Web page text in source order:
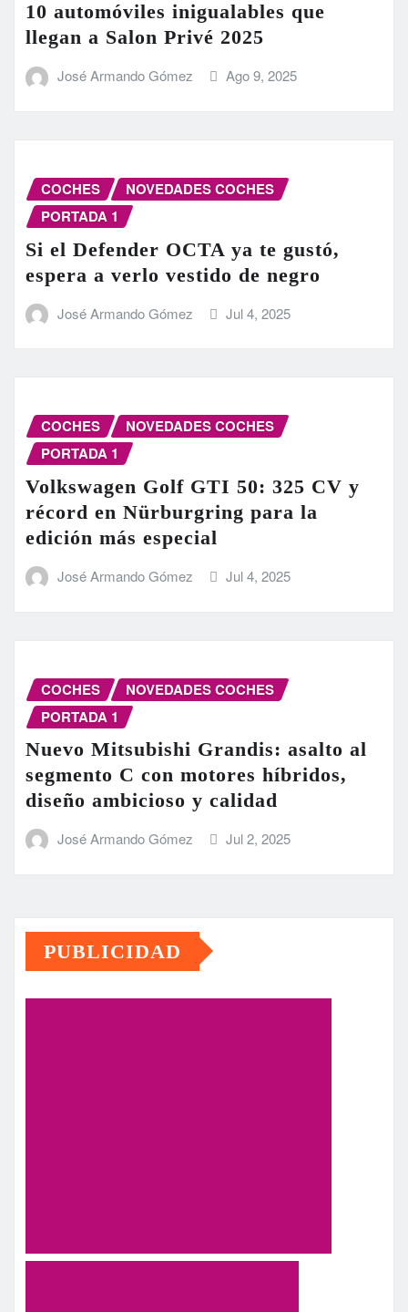
10 automóviles inigualables que
llegan a Salon Privé 2025
José Armando Gómez Ago 9, 2025
COCHES
NOVEDADES COCHES
PORTADA 1
Si el Defender OCTA ya te gustó,
espera a verlo vestido de negro
José Armando Gómez Jul 4, 2025
COCHES
NOVEDADES COCHES
PORTADA 1
Volkswagen Golf GTI 50: 325 CV y
récord en Nürburgring para la
edición más especial
José Armando Gómez Jul 4, 2025
COCHES
NOVEDADES COCHES
PORTADA 1
Nuevo Mitsubishi Grandis: asalto al
segmento C con motores híbridos,
diseño ambicioso y calidad
José Armando Gómez Jul 2, 2025
PUBLICIDAD